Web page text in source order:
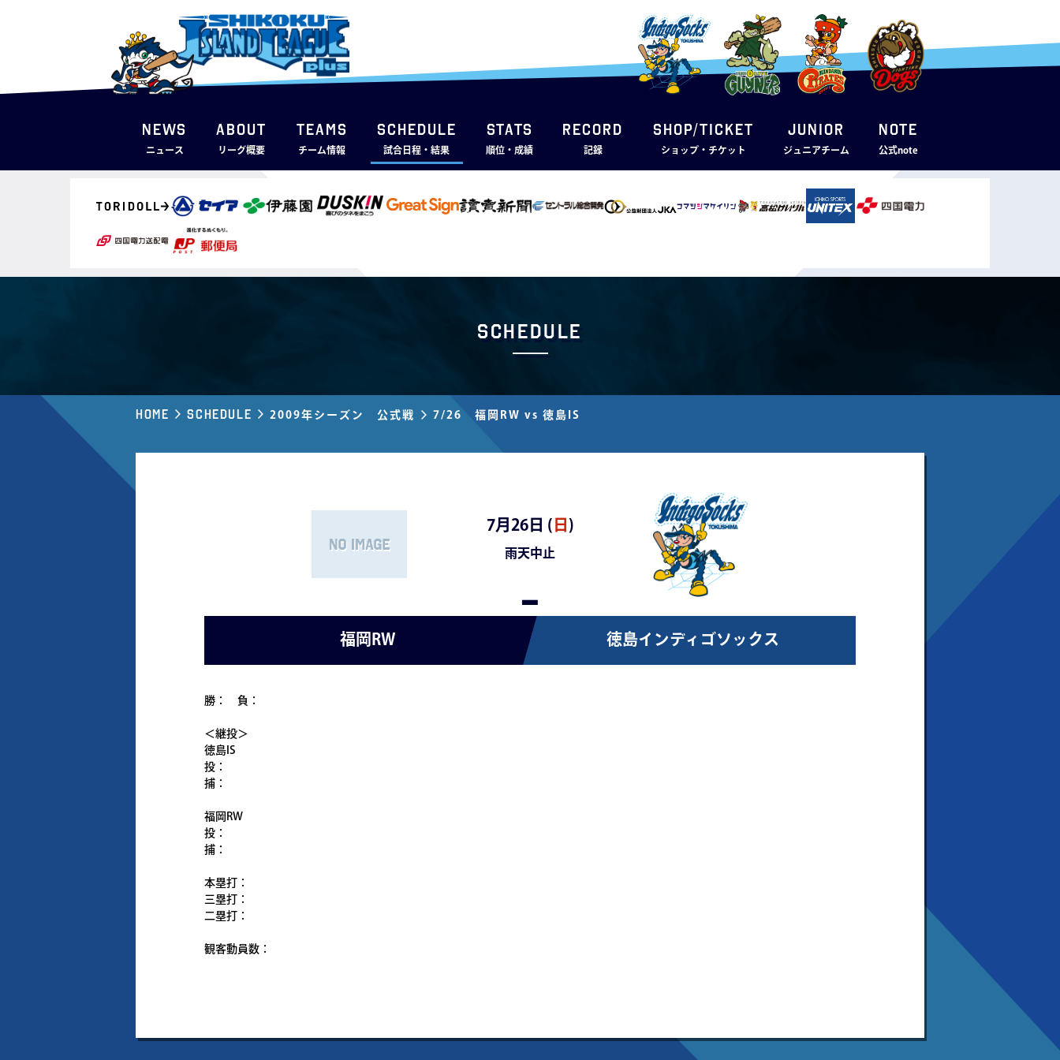
NEWS
ニュース
ABOUT
リーグ概要
TEAMS
チーム情報
SCHEDULE
試合日程・結果
STATS
順位・成績
RECORD
記録
SHOP/TICKET
ショップ・チケット
JUNIOR
ジュニアチーム
note
公式note
Schedule
Home Schedule 2009年シーズン 公式戦 7/26 福岡RW vs 徳島IS
7月26日 ( 日 )
雨天中止
-
福岡RW 徳島インディゴソックス
勝： 負：
＜継投＞
徳島IS
投：
捕：
福岡RW
投：
捕：
本塁打：
三塁打：
二塁打：
観客動員数：